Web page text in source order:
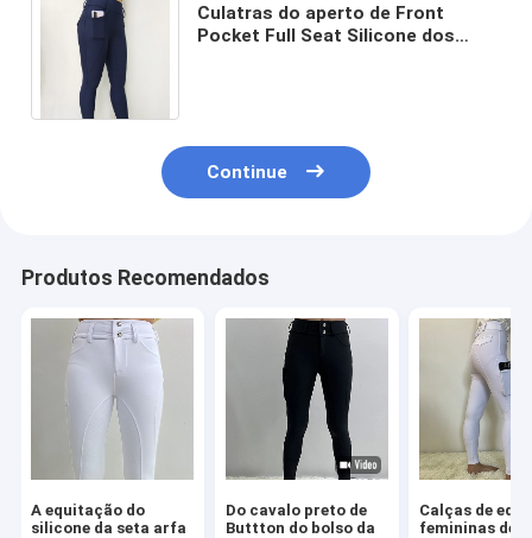
Culatras do aperto de Front
Pocket Full Seat Silicone dos
Continue
Produtos Recomendados
A equitação do
silicone da seta arfa
Do cavalo preto de
Buttton do bolso da
Calças de
femininas de